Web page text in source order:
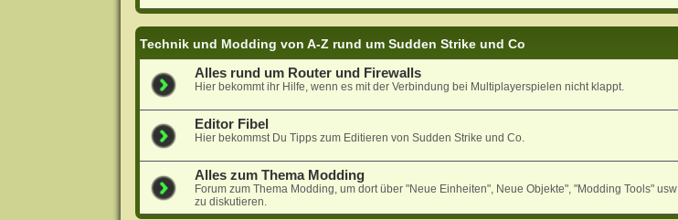
Technik und Modding von A-Z rund um Sudden Strike und Co
Alles rund um Router und Firewalls
Hier bekommt ihr Hilfe, wenn es mit der Verbindung bei Multiplayerspielen nicht klappt.
Editor Fibel
Hier bekommst Du Tipps zum Editieren von Sudden Strike und Co.
Alles zum Thema Modding
Forum zum Thema Modding, um dort über "Neue Einheiten", Neue Objekte", "Modding Tools" usw
zu diskutieren.